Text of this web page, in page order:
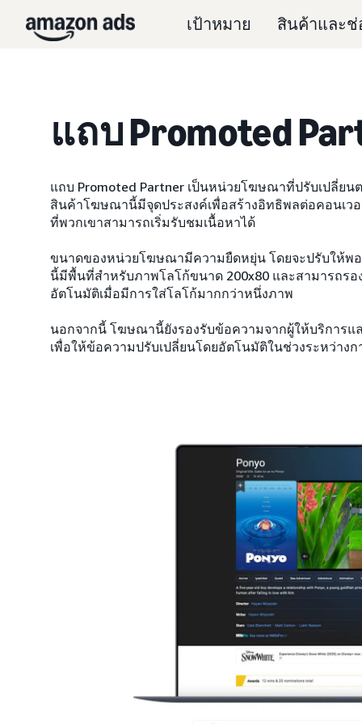
เป้าหมาย สินค้าและช่
แถบ Promoted
แถบ Promoted Partner เป็นหน่วยโฆษณาที่ปรับเปลี่ย
สินค้าโฆษณานี้มีจุดประสงค์เพื่อสร้างอิทธิพลต่อคอนเว
ที่พวกเขาสามารถเริ่มรับชมเนื้อหาได้
ขนาดของหน่วยโฆษณามีความยืดหยุ่น โดยจะปรับให้
นี้มีพื้นที่สำหรับภาพโลโก้ขนาด 200x80 และสามารถร
อัตโนมัติเมื่อมีการใส่โลโก้มากกว่าหนึ่งภาพ
นอกจากนี้ โฆษณานี้ยังรองรับข้อความจากผู้ให้บริการ
เพื่อให้ข้อความปรับเปลี่ยนโดยอัตโนมัติในช่วงระหว่าง